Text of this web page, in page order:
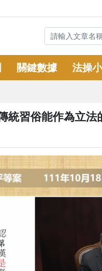
關鍵數據 法操
統習俗能作為立法